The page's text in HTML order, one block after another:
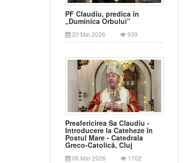
PF Claudiu, predica în
„Duminica Orbului”
20 Mai 2026 939
Preafericirea Sa Claudiu -
Introducere la Cateheze în
Postul Mare - Catedrala
Greco-Catolică, Cluj
06 Mar 2026 1702